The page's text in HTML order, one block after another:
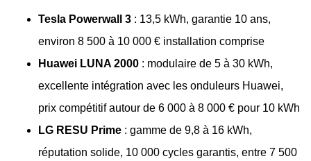
Tesla Powerwall 3 : 13,5 kWh, garantie 10 ans,
environ 8 500 à 10 000 € installation comprise
Huawei LUNA 2000 : modulaire de 5 à 30 kWh,
excellente intégration avec les onduleurs Huawei,
prix compétitif autour de 6 000 à 8 000 € pour 10 kWh
LG RESU Prime : gamme de 9,8 à 16 kWh,
réputation solide, 10 000 cycles garantis, entre 7 500